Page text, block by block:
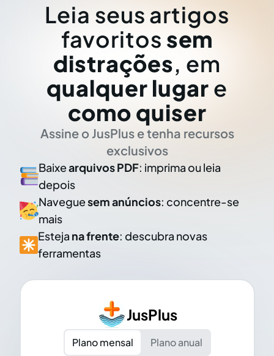
Leia seus artigos
favoritos sem
distrações, em
qualquer lugar e
como quiser
Assine o JusPlus e tenha recursos
exclusivos
Baixearquivos PDF: imprima ou leia
depois
Naveguesem anúncios: concentre-se
mais
Esteja na frente: descubra novas
ferramentas
JusPlus
Plano mensal
Plano anual